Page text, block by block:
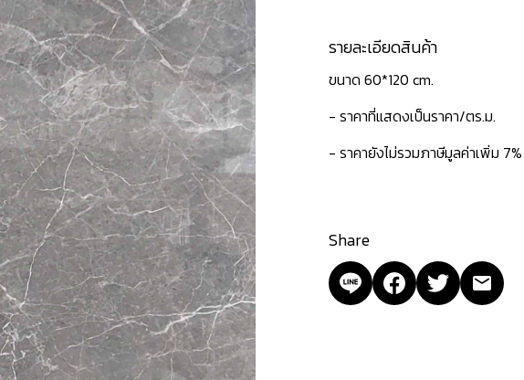
รายละเอียดสินค้า
ขนาด 60*120 cm.
- ราคาที่แสดงเป็นราคา/ตร.ม.
- ราคายังไม่รวมภาษีมูลค่าเพิ่ม 7%‍
Share